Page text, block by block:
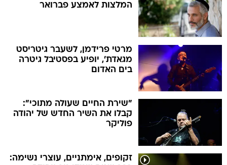
המלצות לאמצע פברואר
מרטי פרידמן, לשעבר גיטריסט
מגאדת', יופיע בפסטיבל גיטרה
בים האדום
"שירת החיים שעולה מתוכי":
קבלו את השיר החדש של יהודה
פוליקר
זקופים, אימתניים, עוצרי נשימה: